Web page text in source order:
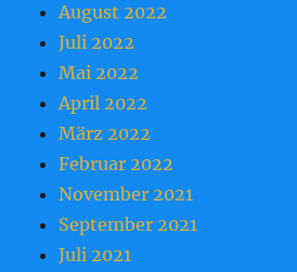
August 2022
Juli 2022
Mai 2022
April 2022
März 2022
Februar 2022
November 2021
September 2021
Juli 2021